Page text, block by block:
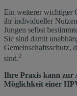
Ein weiterer wichtiger
ihr individueller
Jungen selbst
Sie sind damit
Gemeinschaftsschutz,
sind.2
Ihre Praxis kann zur
Möglichkeit einer